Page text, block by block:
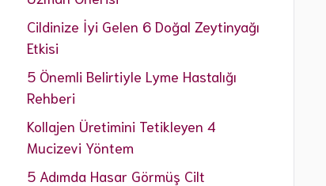
Cildinize İyi Gelen 6 Doğal Zeytinyağı
Etkisi
5 Önemli Belirtiyle Lyme Hastalığı
Rehberi
Kollajen Üretimini Tetikleyen 4
Mucizevi Yöntem
5 Adımda Hasar Görmüş Cilt